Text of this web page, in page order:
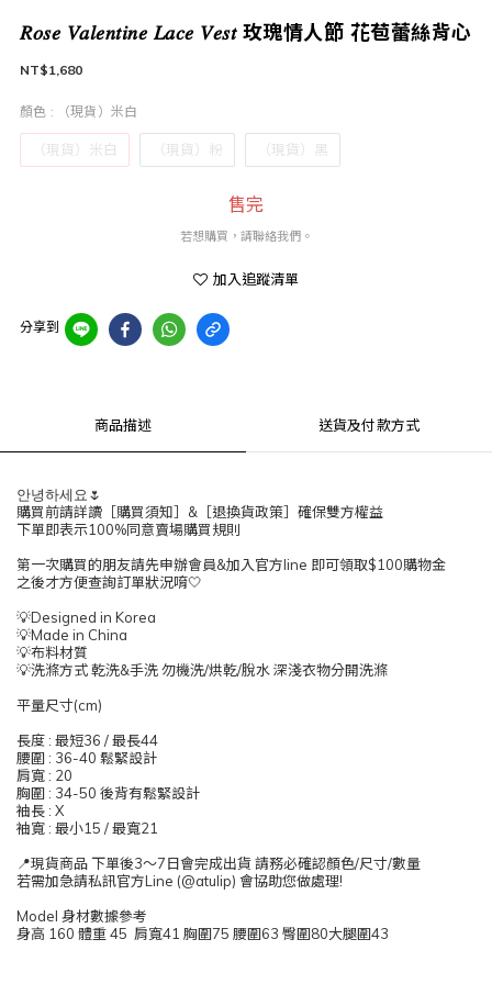
𝑅𝑜𝑠𝑒 𝑉𝑎𝑙𝑒𝑛𝑡𝑖𝑛𝑒 𝐿𝑎𝑐𝑒 𝑉𝑒𝑠𝑡 玫瑰情人節 花苞蕾絲背心
NT$1,680
顏色 : （現貨）米白
（現貨）米白 （現貨）粉 （現貨）黑
售完
若想購買，請聯絡我們。
加入追蹤清單
分享到
商品描述 送貨及付款方式
안녕하세요🌷
購買前請詳讀［購買須知］&［退換貨政策］確保雙方權益
下單即表示100%同意賣場購買規則
第一次購買的朋友請先申辦會員&加入官方line 即可領取$100購物金
之後才方便查詢訂單狀況唷🤍
💡Designed in Korea
💡Made in China
💡布料材質
💡洗滌方式 乾洗&手洗 勿機洗/烘乾/脫水 深淺衣物分開洗滌
平量尺寸(cm)
長度 : 最短36 / 最長44
腰圍: 36-40 鬆緊設計
肩寬 : 20
胸圍 : 34-50 後背有鬆緊設計
袖長 : X
袖寬 : 最小15 / 最寬21
📍現貨商品 下單後3～7日會完成出貨 請務必確認顏色/尺寸/數量
若需加急請私訊官方Line (@atulip) 會協助您做處理!
Model 身材數據參考
身高 160 體重 45 肩寬41 胸圍75 腰圍63 臀圍80大腿圍43